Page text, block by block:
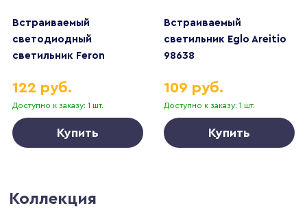
Встраиваемый
светодиодный
светильник Feron
Доступно к заказу: 1 шт.
122 руб.
Купить
Встраиваемый
светильник Eglo Areitio
98638
Доступно к заказу: 1 шт.
109 руб.
Купить
Коллекция